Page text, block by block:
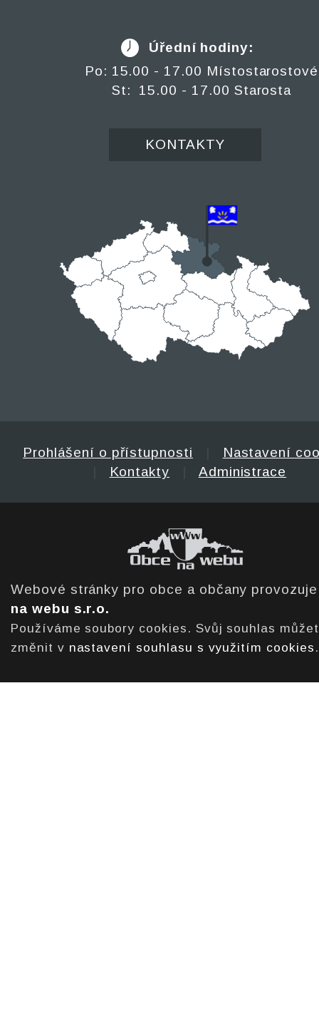
Úřední hodiny:
Po: 15.00 - 17.00 Místostarostové
St: 15.00 - 17.00 Starosta
KONTAKTY
Prohlášení o přístupnosti
Nastavení
Kontakty Administrace
Webové stránky pro obce a občany
na webu s.r.o.
Používáme soubory cookies. Svůj souhlas
změnit v nastavení souhlasu s využitím cookies .